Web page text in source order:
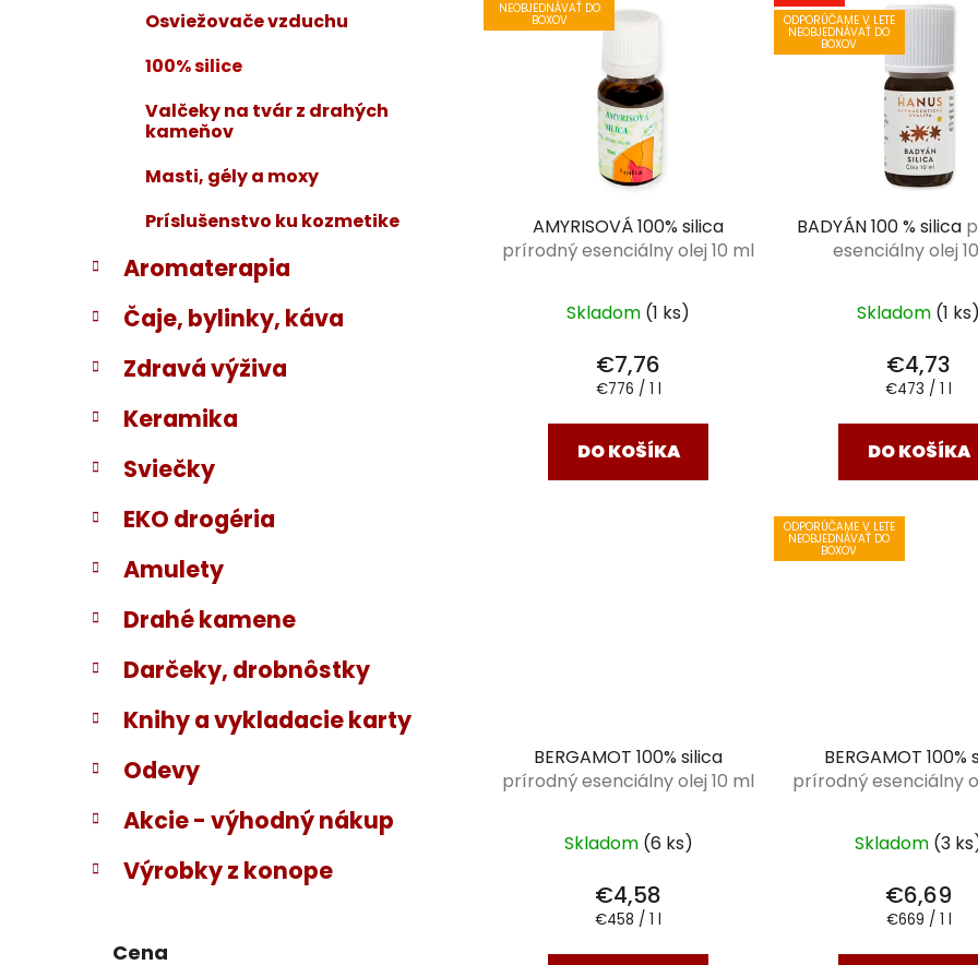
Osviežovače vzduchu
100% silice
Valčeky na tvár z drahých
kameňov
Masti, gély a moxy
Príslušenstvo ku kozmetike
Aromaterapia
Čaje, bylinky, káva
Zdravá výživa
Keramika
Sviečky
EKO drogéria
Amulety
Drahé kamene
Darčeky, drobnôstky
Knihy a vykladacie karty
Odevy
Akcie - výhodný nákup
Výrobky z konope
Cena
NEOBJEDNÁVAŤ DO
BOXOV
AMYRISOVÁ 100% silica
prírodný esenciálny olej 10 ml
Skladom (1 ks)
€7,76
Jednotková
€776 / 1 l
DO KOŠÍKA
ODPORÚČAME V LETE
NEOBJEDNÁVAŤ DO
BOXOV
BADYÁN 100 % silica
esenciálny olej
Skladom (1 ks)
€4,73
Jednotková
€473 / 1 l
DO KOŠÍKA
BERGAMOT 100% silica
prírodný esenciálny olej 10 ml
Skladom (6 ks)
€4,58
Jednotková
€458 / 1 l
ODPORÚČAME V LETE
NEOBJEDNÁVAŤ DO
BOXOV
BERGAMOT 100%
prírodný esenciálny
Skladom (3
€6,69
Jednotková
€669 / 1 l